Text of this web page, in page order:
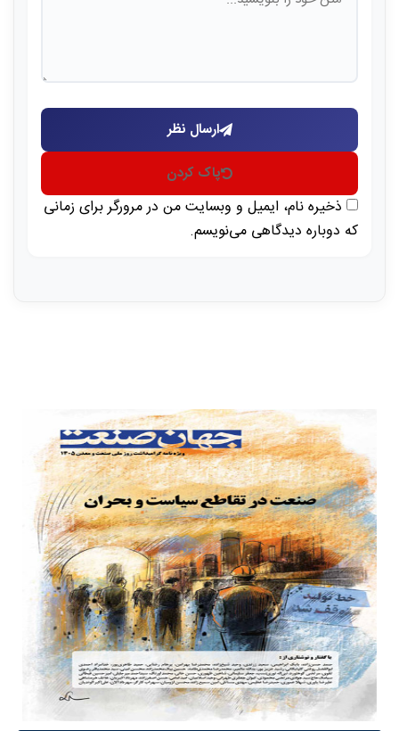
ارسال نظر
پاک کردن
ذخیره نام، ایمیل و وبسایت من در مرورگر برای زمانی
که دوباره دیدگاهی می‌نویسم.